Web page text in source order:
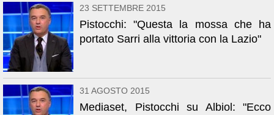
23 SETTEMBRE 2015
Pistocchi: "Questa la mossa che ha
portato Sarri alla vittoria con la Lazio"
31 AGOSTO 2015
Mediaset, Pistocchi su Albiol: "Ecco